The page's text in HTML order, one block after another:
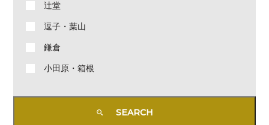
辻堂
逗子・葉山
鎌倉
小田原・箱根